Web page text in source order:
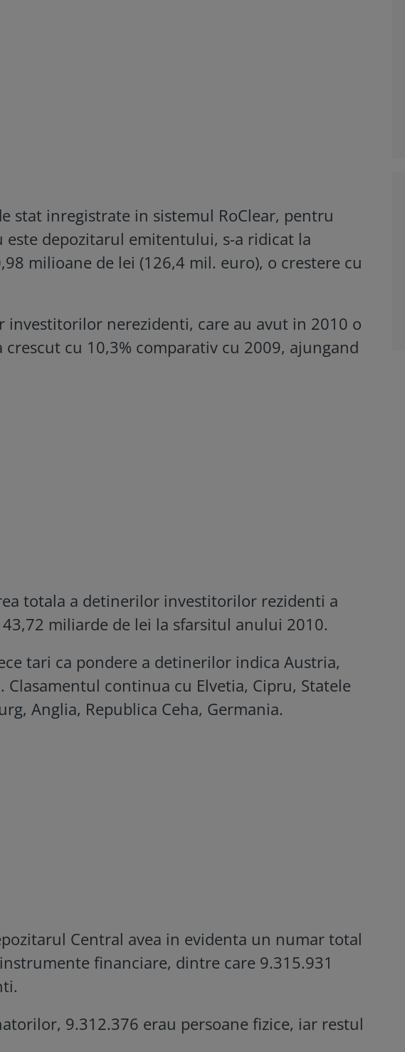
stat inregistrate in sistemul RoClear, pentru
este depozitarul emitentului, s-a ridicat la
milioane de lei (126,4 mil. euro), o crestere cu
investitorilor nerezidenti, care au avut in 2010 o
cu 10,3% comparativ cu 2009, ajungand
totala a detinerilor investitorilor rezidenti a
miliarde de lei la sfarsitul anului 2010.
tari ca pondere a detinerilor indica Austria,
Clasamentul continua cu Elvetia, Cipru, Statele
Anglia, Republica Ceha, Germania.
Central avea in evidenta un numar total
financiare, dintre care 9.315.931
9.312.376 erau persoane fizice, iar restul